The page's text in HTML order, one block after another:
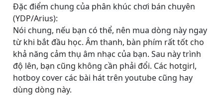
Đặc điểm chung của phân khúc chơi bán chuyên
(YDP/Arius):
Nói chung, nếu bạn có thể, nên mua dòng này ngay
từ khi bắt đầu học. Âm thanh, bàn phím rất tốt cho
khả năng cảm thụ âm nhạc của bạn. Sau này trình
độ lên, bạn cũng không cần phải đổi. Các hotgirl,
hotboy cover các bài hát trên youtube cũng hay
dùng dòng này.